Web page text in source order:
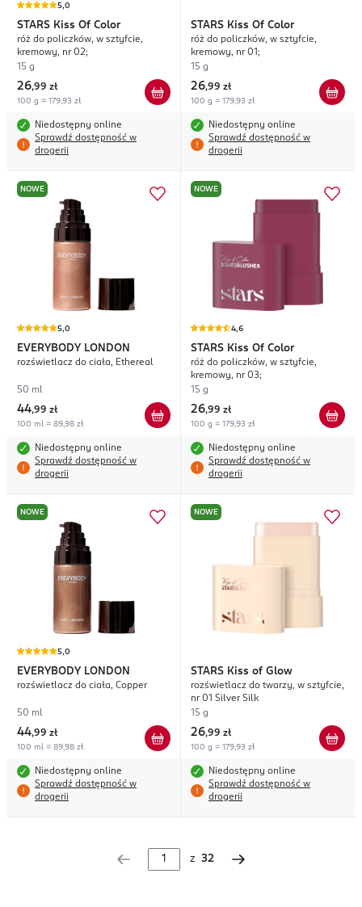
5,0
STARS Kiss Of Color
róż do policzków, w sztyfcie,
kremowy, nr 02;
15 g
26,99 zł
100 g = 179,93 zł
Niedostępny online
Sprawdź dostępność w
drogerii
STARS Kiss Of Color
róż do policzków, w sztyfcie,
kremowy, nr 01;
15 g
26,99 zł
100 g = 179,93 zł
Niedostępny online
Sprawdź dostępność w
drogerii
NOWE
5,0
EVERYBODY LONDON
rozświetlacz do ciała, Ethereal
50 ml
44,99 zł
100 ml = 89,98 zł
Niedostępny online
Sprawdź dostępność w
drogerii
NOWE
4,6
STARS Kiss Of Color
róż do policzków, w sztyfcie,
kremowy, nr 03;
15 g
26,99 zł
100 g = 179,93 zł
Niedostępny online
Sprawdź dostępność w
drogerii
NOWE
5,0
EVERYBODY LONDON
rozświetlacz do ciała, Copper
50 ml
44,99 zł
100 ml = 89,98 zł
Niedostępny online
Sprawdź dostępność w
drogerii
NOWE
STARS Kiss of Glow
rozświetlacz do twarzy, w sztyfcie,
nr 01 Silver Silk
15 g
26,99 zł
100 g = 179,93 zł
Niedostępny online
Sprawdź dostępność w
drogerii
z 32